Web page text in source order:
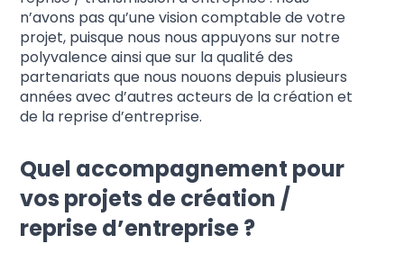
n’avons pas qu’une vision comptable de votre
projet, puisque nous nous appuyons sur notre
polyvalence ainsi que sur la qualité des
partenariats que nous nouons depuis plusieurs
années avec d’autres acteurs de la création et
de la reprise d’entreprise.
Quel accompagnement pour
vos projets de création /
reprise d’entreprise ?